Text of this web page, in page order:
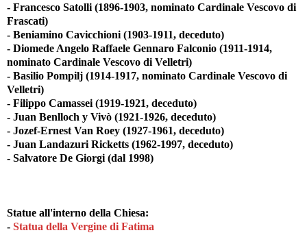
- Francesco Satolli (1896-1903, nominato Cardinale Vescovo di
Frascati)
- Beniamino Cavicchioni (1903-1911, deceduto)
- Diomede Angelo Raffaele Gennaro Falconio (1911-1914,
nominato Cardinale Vescovo di Velletri)
- Basilio Pompilj (1914-1917, nominato Cardinale Vescovo di
Velletri)
- Filippo Camassei (1919-1921, deceduto)
- Juan Benlloch y Vivò (1921-1926, deceduto)
- Jozef-Ernest Van Roey (1927-1961, deceduto)
- Juan Landazuri Ricketts (1962-1997, deceduto)
- Salvatore De Giorgi (dal 1998)
Statue all'interno della Chiesa:
- Statua della Vergine di Fatima